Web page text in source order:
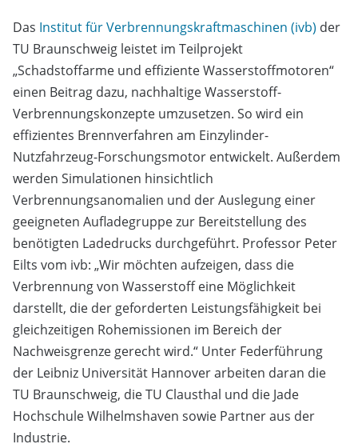
Das Institut für Verbrennungskraftmaschinen (ivb) der
TU Braunschweig leistet im Teilprojekt
„Schadstoffarme und effiziente Wasserstoffmotoren“
einen Beitrag dazu, nachhaltige Wasserstoff-
Verbrennungskonzepte umzusetzen. So wird ein
effizientes Brennverfahren am Einzylinder-
Nutzfahrzeug-Forschungsmotor entwickelt. Außerdem
werden Simulationen hinsichtlich
Verbrennungsanomalien und der Auslegung einer
geeigneten Aufladegruppe zur Bereitstellung des
benötigten Ladedrucks durchgeführt. Professor Peter
Eilts vom ivb: „Wir möchten aufzeigen, dass die
Verbrennung von Wasserstoff eine Möglichkeit
darstellt, die der geforderten Leistungsfähigkeit bei
gleichzeitigen Rohemissionen im Bereich der
Nachweisgrenze gerecht wird.“ Unter Federführung
der Leibniz Universität Hannover arbeiten daran die
TU Braunschweig, die TU Clausthal und die Jade
Hochschule Wilhelmshaven sowie Partner aus der
Industrie.